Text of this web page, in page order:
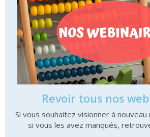
Revoir tous nos
Si vous souhaitez visionner à
si vous les avez manqués,